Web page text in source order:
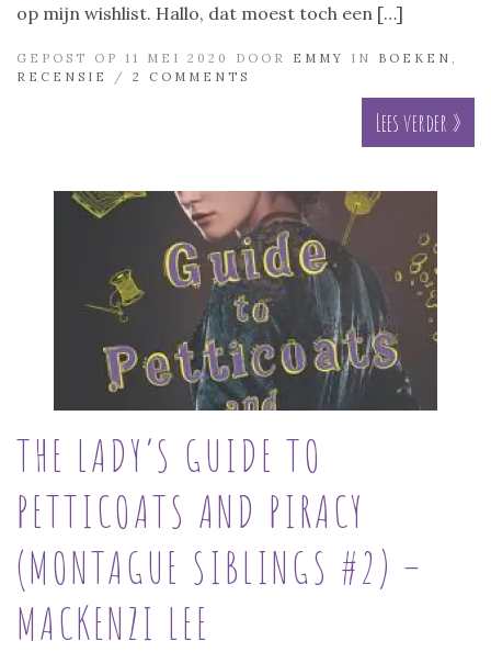
op mijn wishlist. Hallo, dat moest toch een […]
GEPOST OP 11 MEI 2020 DOOR EMMY IN BOEKEN
RECENSIE
/ 2 COMMENTS
Lees verder »
THE LADY’S GUIDE TO
PETTICOATS AND PIRACY
(MONTAGUE SIBLINGS #2) –
MACKENZI LEE